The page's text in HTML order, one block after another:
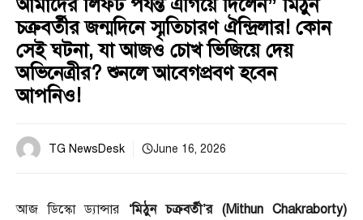
আমাদের লিফট পর্যন্ত এগিয়ে দিলেন” মিঠুন
চক্রবর্তীর জন্মদিনে স্মৃতিচারণ ঐন্দ্রিলার! কোন
সেই ঘটনা, যা আজও চোখ ভিজিয়ে দেয়
অভিনেত্রীর? শুনলে আবেগপ্রবণ হবেন
আপনিও!
TG NewsDesk June 16, 2026
আজ ডিস্কো ড্যান্সার‘মিঠুন চক্রবর্তী’র (Mithun Chakraborty)